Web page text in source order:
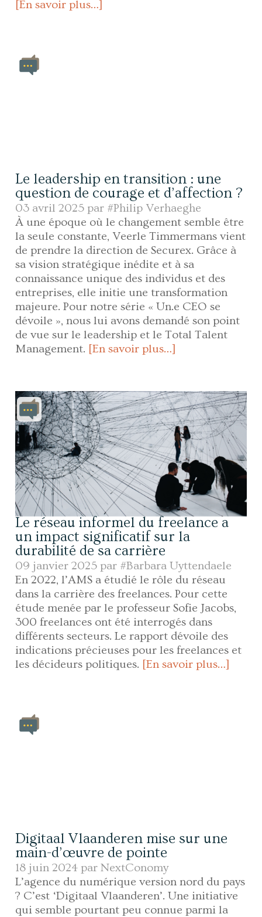
[En savoir plus…]
Le leadership en transition : une
question de courage et d’affection ?
03 avril 2025 par #Philip Verhaeghe
À une époque où le changement semble être
la seule constante, Veerle Timmermans vient
de prendre la direction de Securex. Grâce à
sa vision stratégique inédite et à sa
connaissance unique des individus et des
entreprises, elle initie une transformation
majeure. Pour notre série « Un.e CEO se
dévoile », nous lui avons demandé son point
de vue sur le leadership et le Total Talent
Management. [En savoir plus…]
Le réseau informel du freelance a
un impact significatif sur la
durabilité de sa carrière
09 janvier 2025 par #Barbara Uyttendaele
En 2022, l’AMS a étudié le rôle du réseau
dans la carrière des freelances. Pour cette
étude menée par le professeur Sofie Jacobs,
300 freelances ont été interrogés dans
différents secteurs. Le rapport dévoile des
indications précieuses pour les freelances et
les décideurs politiques. [En savoir plus…]
Digitaal Vlaanderen mise sur une
main-d’œuvre de pointe
18 juin 2024 parNextConomy
L’agence du numérique version nord du pays
? C’est ‘Digitaal Vlaanderen’. Une initiative
qui semble pourtant peu connue parmi la